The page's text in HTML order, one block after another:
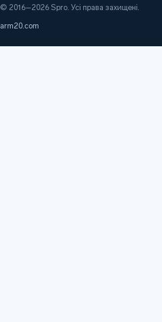
© 2016–2026 Spro. Усі права захищені.
arm20.com